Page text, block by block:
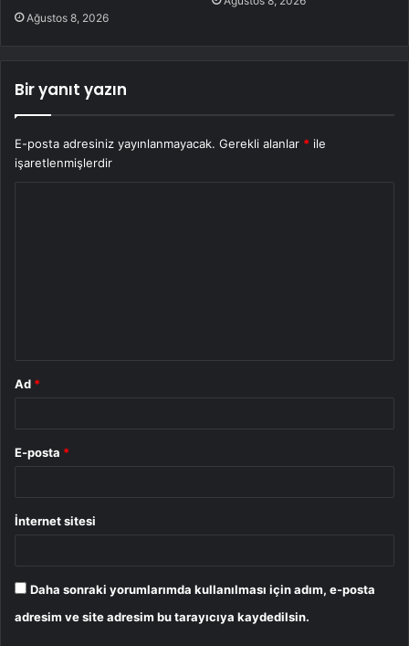
Ağustos 8, 2026
Bir yanıt yazın
E-posta adresiniz yayınlanmayacak. Gerekli alanlar * ile
işaretlenmişlerdir
Ad *
E-posta *
İnternet sitesi
Daha sonraki yorumlarımda kullanılması için adım, e-posta
adresim ve site adresim bu tarayıcıya kaydedilsin.